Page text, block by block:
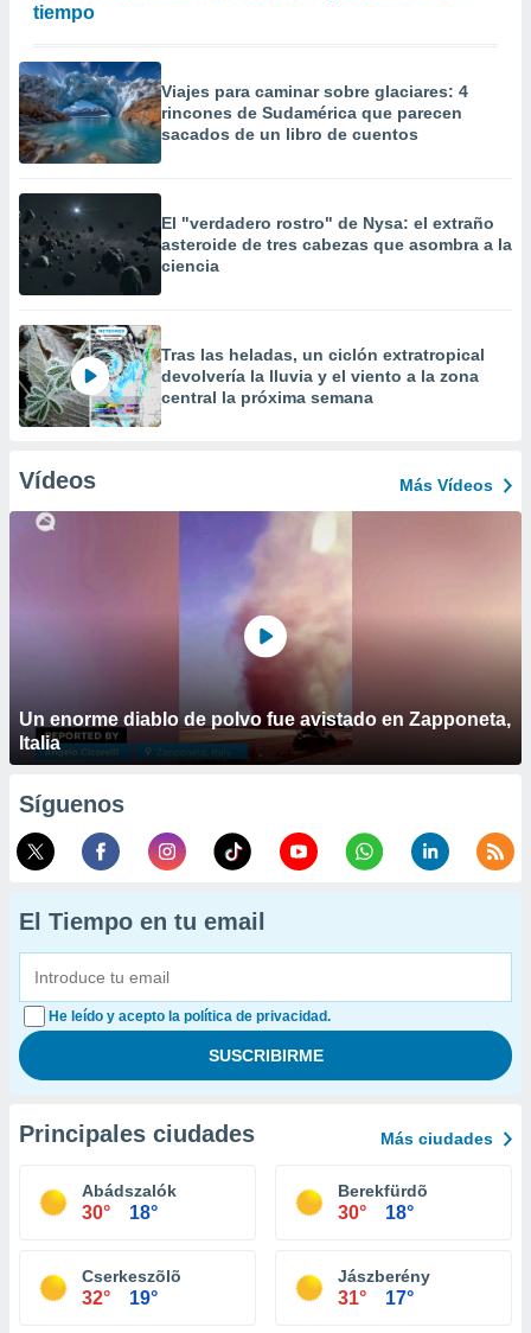
tiempo
Viajes para caminar sobre glaciares: 4
rincones de Sudamérica que parecen
sacados de un libro de cuentos
El "verdadero rostro" de Nysa: el extraño
asteroide de tres cabezas que asombra a la
ciencia
Tras las heladas, un ciclón extratropical
devolvería la lluvia y el viento a la zona
central la próxima semana
Vídeos Más Vídeos
Un enorme diablo de polvo fue avistado en Zapponeta,
Italia
Síguenos
El Tiempo en tu email
He leído y acepto la política de privacidad.
Principales ciudades Más ciudades
Abádszalók
30° 18°
Berekfürdõ
30° 18°
Cserkeszõlõ
32° 19°
Jászberény
31° 17°